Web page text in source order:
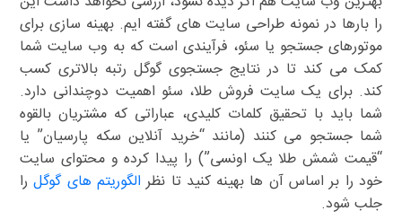
را بارها در نمونه طراحی سایت های گفته ایم. بهینه سازی برای
موتورهای جستجو یا سئو، فرآیندی است که به وب سایت شما
کمک می کند تا در نتایج جستجوی گوگل رتبه بالاتری کسب
کند. برای یک سایت فروش طلا، سئو اهمیت دوچندانی دارد.
شما باید با تحقیق کلمات کلیدی، عباراتی که مشتریان بالقوه
شما جستجو می کنند (مانند “خرید آنلاین سکه پارسیان” یا
“قیمت شمش طلا یک اونسی”) را پیدا کرده و محتوای سایت
خود را بر اساس آن ها بهینه کنید تا نظر الگوریتم های گوگلرا
جلب شود.